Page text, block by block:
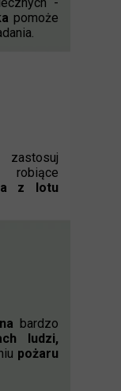
pomoże
bardzo
ludzi,
pożaru
z lotu